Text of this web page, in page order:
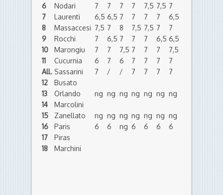
6
Nodari 7 7 7 7 7,5 7,5 7
7
Laurenti 6,5 6,5 7 7 7 7
6,5
8
Massaccesi 7,5 7 8 7,5 7,5 7
7
9
Rocchi 7 6,5 7 7 7 6,5 6,5
10
Marongiu 7 7 7,5 7 7 7
7,5
11
Cucurnia 6 7 6 7 7 7
7
All. Sassarini 7 / / 7 7 7
7
12
Busato
13
Orlando ng ng ng ng ng ng ng
14
Marcolini
15
Zanellato ng ng ng ng ng ng ng
16
Paris 6 6 ng 6 6 6
6
17
Piras
18
Marchini